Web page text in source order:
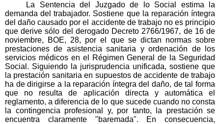
La Sentencia del Juzgado de lo Social estima la
demanda del trabajador. Sostiene que la reparación íntegra
del daño causado por el accidente de trabajo no es principio
que derive sólo del derogado Decreto 2766/1967, de 16 de
noviembre, BOE, 28, por el que se dictan normas sobre
prestaciones de asistencia sanitaria y ordenación de los
servicios médicos en el Régimen General de la Seguridad
Social. Siguiendo la jurisprudencia unificada, sostiene que
la prestación sanitaria en supuestos de accidente de trabajo
ha de dirigirse a la reparación íntegra del daño, de tal forma
que no resulta de aplicación directa y automática el
reglamento, a diferencia de lo que sucede cuando no consta
la contingencia profesional y, por tanto, la prestación se
encuentra claramente "baremada". En consecuencia,